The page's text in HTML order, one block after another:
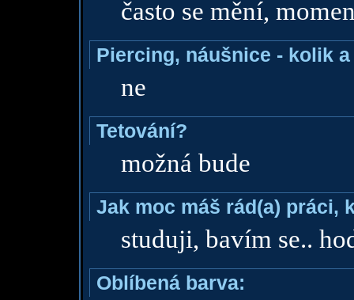
často se mění,
Piercing, náušnice - kolik
ne
Tetování?
možná bude
Jak moc máš rád(a) práci,
studuji, bavím se..
Oblíbená barva: